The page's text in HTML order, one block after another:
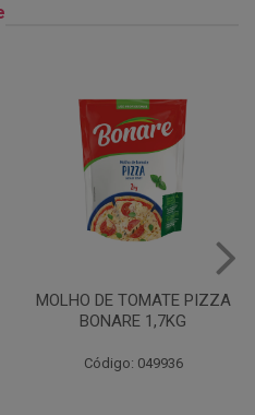
MARGARINA USO
PROFISSIONAL 80% CUKIN
Código: 062469